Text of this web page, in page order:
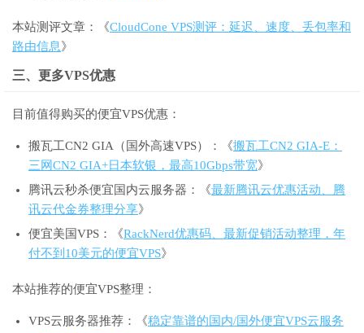
本站测评文章：《CloudCone VPS测评：延迟、速度、丢包率和
路由信息》
三、更多VPS优惠
目前值得购买的便宜VPS优惠：
搬瓦工CN2 GIA（国外高速VPS）：《搬瓦工CN2 GIA-E：
三网CN2 GIA+日本软银，最高10Gbps带宽》
腾讯云秒杀便宜国内云服务器：《最新腾讯云优惠活动、腾
讯云代金券整理分享》
便宜美国VPS：《RackNerd优惠码、最新促销活动整理，年
付不到10美元的便宜VPS》
本站推荐的便宜VPS整理：
VPS云服务器推荐：《稳定靠谱的国内/国外便宜VPS云服务